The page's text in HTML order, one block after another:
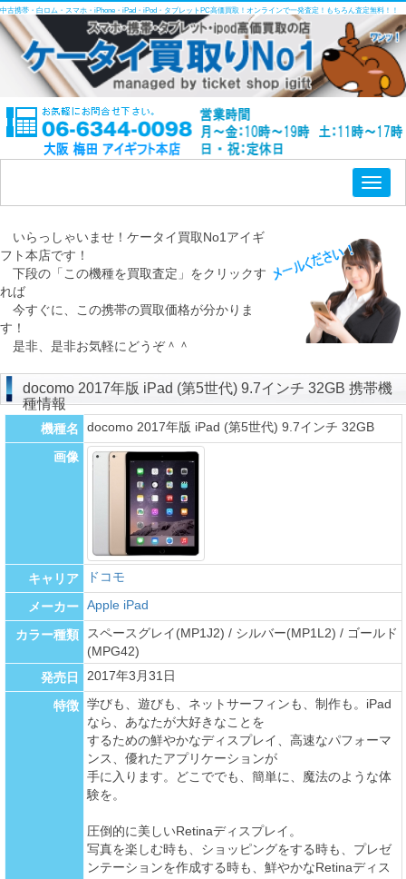
中古携帯・白ロム・スマホ・iPhone・iPad・iPod・タブレットPC高価買取！オンラインで一発査定！もちろん査定無料！！
いらっしゃいませ！ケータイ買取No1アイギ
フト本店です！
下段の「この機種を買取査定」をクリックす
れば
今すぐに、この携帯の買取価格が分かりま
す！
是非、是非お気軽にどうぞ＾＾
docomo 2017年版 iPad (第5世代) 9.7インチ 32GB 携帯機
種情報
機種名 docomo 2017年版 iPad (第5世代) 9.7インチ 32GB
画像
キャリア ドコモ
メーカー Apple iPad
カラー種類
スペースグレイ(MP1J2) / シルバー(MP1L2) / ゴールド
(MPG42)
発売日
2017年3月31日
特徴 学びも、遊びも、ネットサーフィンも、制作も。iPad
なら、あなたが大好きなことを
するための鮮やかなディスプレイ、高速なパフォーマ
ンス、優れたアプリケーションが
手に入ります。どこででも、簡単に、魔法のような体
験を。
圧倒的に美しいRetinaディスプレイ。
写真を楽しむ時も、ショッピングをする時も、プレゼ
ンテーションを作成する時も、鮮やかなRetinaディス